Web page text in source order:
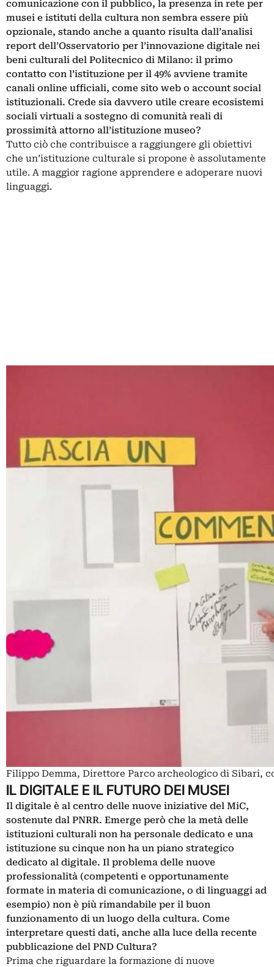
comunicazione con il pubblico, la presenza in rete per
musei e istituti della cultura non sembra essere più
opzionale, stando anche a quanto risulta dall’analisi
report dell’Osservatorio per l’innovazione digitale nei
beni culturali del Politecnico di Milano: il primo
contatto con l’istituzione per il 49% avviene tramite
canali online ufficiali, come sito web o account social
istituzionali. Crede sia davvero utile creare ecosistemi
sociali virtuali a sostegno di comunità reali di
prossimità attorno all’istituzione museo?
Tutto ciò che contribuisce a raggiungere gli obiettivi
che un’istituzione culturale si propone è assolutamente
utile. A maggior ragione apprendere e adoperare nuovi
linguaggi.
Filippo Demma, Direttore Parco archeologico di Sibari,
IL DIGITALE E IL FUTURO DEI MUSEI
Il digitale è al centro delle nuove iniziative del MiC,
sostenute dal PNRR. Emerge però che la metà delle
istituzioni culturali non ha personale dedicato e una
istituzione su cinque non ha un piano strategico
dedicato al digitale. Il problema delle nuove
professionalità (competenti e opportunamente
formate in materia di comunicazione, o di linguaggi ad
esempio) non è più rimandabile per il buon
funzionamento di un luogo della cultura. Come
interpretare questi dati, anche alla luce della recente
pubblicazione del PND Cultura?
Prima che riguardare la formazione di nuove